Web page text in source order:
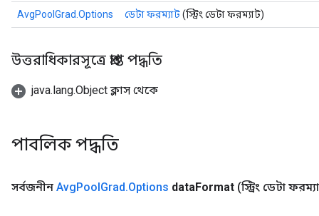
AvgPoolGrad.Options ডেটা ফরম্যাট(স্ট্রিং ডেটা ফরম্যাট)
উত্তরাধিকারসূত্রে প্রাপ্ত পদ্ধতি
java.lang.Object ক্লাস থেকে
পাবলিক পদ্ধতি
সর্বজনীন AvgPoolGrad.Options dataFormat (স্ট্রিং ডেটা